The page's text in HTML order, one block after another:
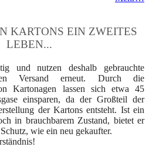
KARTONS EIN ZWEITES
LEBEN...
und nutzen deshalb gebrauchte
Versand erneut. Durch die
Kartonagen lassen sich etwa 45
einsparen, da der Großteil der
der Kartons entsteht. Ist ein
in brauchbarem Zustand, bietet er
wie ein neu gekaufter.